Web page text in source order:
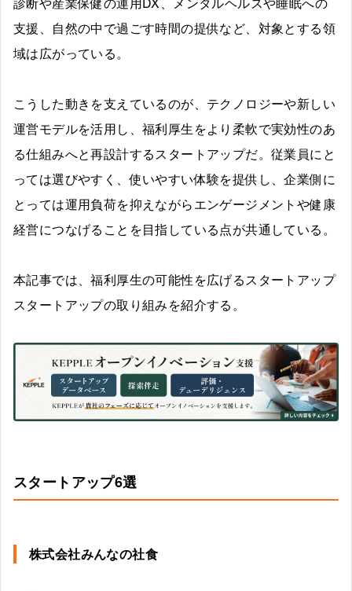
支援、自然の中で過ごす時間の提供など、対象とする領
域は広がっている。
こうした動きを支えているのが、テクノロジーや新しい
運営モデルを活用し、福利厚生をより柔軟で実効性のあ
る仕組みへと再設計するスタートアップだ。従業員にと
っては選びやすく、使いやすい体験を提供し、企業側に
とっては運用負荷を抑えながらエンゲージメントや健康
経営につなげることを目指している点が共通している。
本記事では、福利厚生の可能性を広げるスタートアップ
スタートアップの取り組みを紹介する。
スタートアップ6選
株式会社みんなの社食